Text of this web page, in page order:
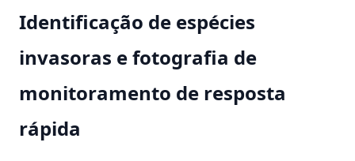
Identificação de espécies
invasoras e fotografia de
monitoramento de resposta
rápida